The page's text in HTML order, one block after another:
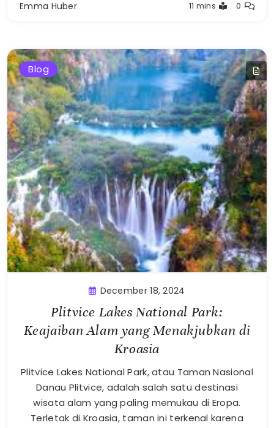
Emma Huber 11 mins 0
Blog
December 18, 2024
Plitvice Lakes National Park:
Keajaiban Alam yang Menakjubkan di
Kroasia
Plitvice Lakes National Park, atau Taman Nasional
Danau Plitvice, adalah salah satu destinasi
wisata alam yang paling memukau di Eropa.
Terletak di Kroasia, taman ini terkenal karena